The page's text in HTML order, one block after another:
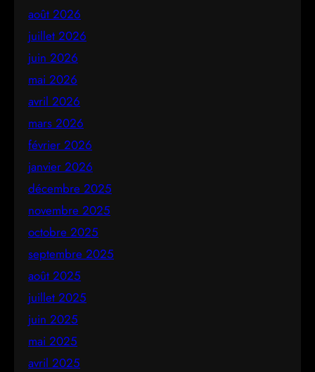
août 2026
juillet 2026
juin 2026
mai 2026
avril 2026
mars 2026
février 2026
janvier 2026
décembre 2025
novembre 2025
octobre 2025
septembre 2025
août 2025
juillet 2025
juin 2025
mai 2025
avril 2025